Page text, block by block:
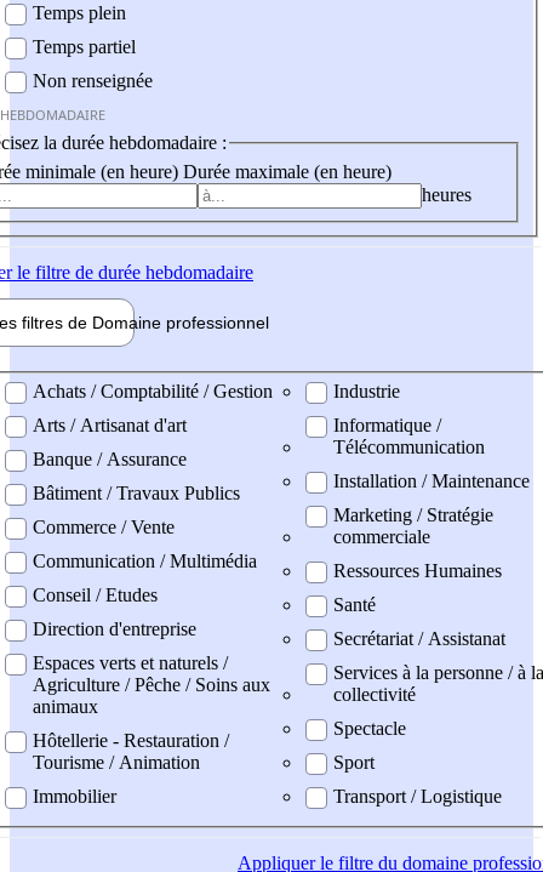
Temps plein
Temps partiel
Non renseignée
la durée hebdomadaire :
minimale (en heure) Durée maximale (en heure)
heures
le filtre de durée hebdomadaire
filtres de Domaine professionnel
professionel
Achats / Comptabilité / Gestion
Arts / Artisanat d'art
Banque / Assurance
Bâtiment / Travaux Publics
Commerce / Vente
Communication / Multimédia
Conseil / Etudes
Direction d'entreprise
Espaces verts et naturels /
Agriculture / Pêche / Soins aux
animaux
Hôtellerie - Restauration /
Tourisme / Animation
Immobilier
Industrie
Informatique /
Télécommunication
Installation / Maintenance
Marketing / Stratégie
commerciale
Ressources Humaines
Santé
Secrétariat / Assistanat
Services à la personne / à la
collectivité
Spectacle
Sport
Transport / Logistique
Appliquerle filtre du domaine